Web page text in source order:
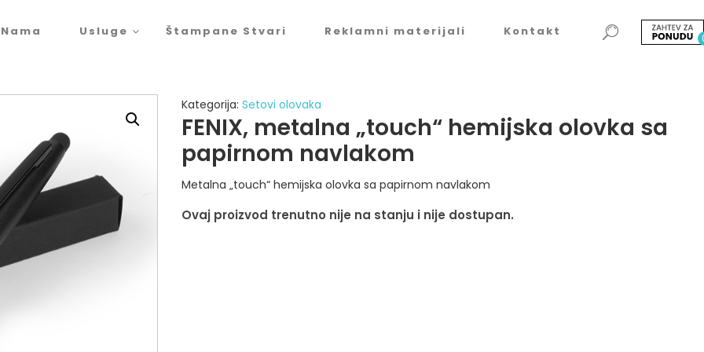
Usluge Štampane Stvari Reklamni materijali Kontakt
Kategorija: Setovi olovaka
FENIX, metalna „touch“ hemijska olovka sa
papirnom navlakom
Metalna „touch“ hemijska olovka sa papirnom navlakom
Ovaj proizvod trenutno nije na stanju i nije dostupan.